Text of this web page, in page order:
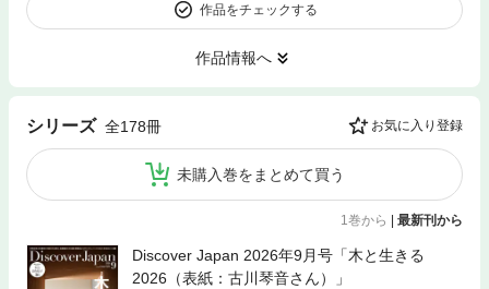
作品をチェックする
作品情報へ
シリーズ 全178冊 お気に入り登録
未購入巻をまとめて買う
1巻から 最新刊から
Discover Japan 2026年9月号「木と生きる
2026（表紙：古川琴音さん）」